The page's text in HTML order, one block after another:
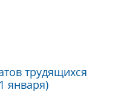
трудящихся
января)